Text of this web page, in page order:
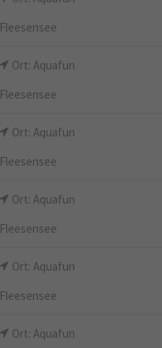
Fleesensee
Ort: Aquafun
Fleesensee
Ort: Aquafun
Fleesensee
Ort: Aquafun
Fleesensee
Ort: Aquafun
Fleesensee
Ort: Aquafun